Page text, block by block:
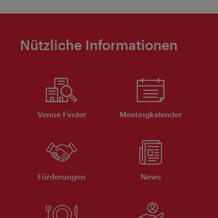
Nützliche Informationen
Venue Finder Meeting­kalender
Förderungen News